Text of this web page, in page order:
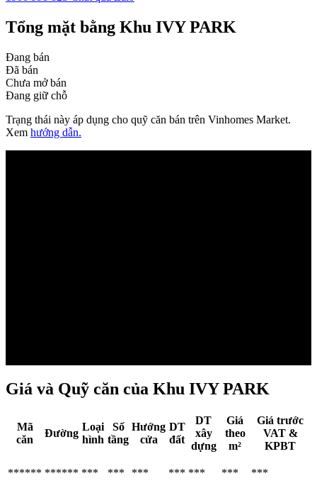
Tổng mặt bằng Khu IVY PARK
Đang bán
Đã bán
Chưa mở bán
Đang giữ chỗ
Trạng thái này áp dụng cho quỹ căn bán trên Vinhomes Market.
Xem hướng dẫn.
Giá và Quỹ căn của Khu IVY PARK
Mã
căn
Đường
Loại
hình
Số
tầng
Hướng
cửa
DT
đất
DT
xây
dựng
Giá
theo
m²
Giá trước
VAT &
KPBT
****** ****** *** *** *** *** *** *** ***